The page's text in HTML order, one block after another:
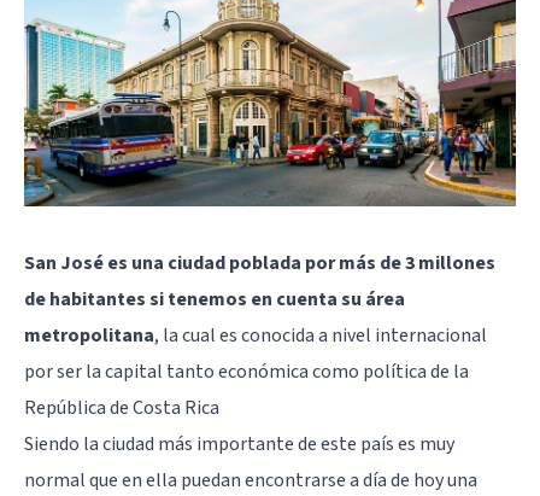
San José es una ciudad poblada por más de 3 millones
de habitantes si tenemos en cuenta su área
metropolitana, la cual es conocida a nivel internacional
por ser la capital tanto económica como política de la
República de Costa Rica
Siendo la ciudad más importante de este país es muy
normal que en ella puedan encontrarse a día de hoy una